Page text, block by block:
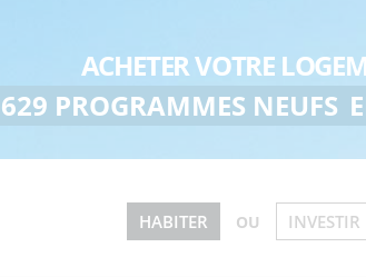
ACHETER VOTRE
629 PROGRAMMES NEUFS
HABITER OU INVESTIR